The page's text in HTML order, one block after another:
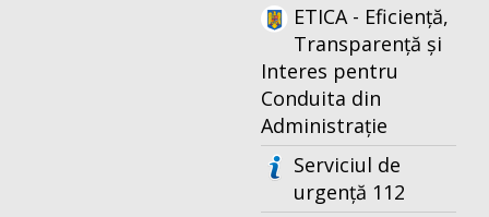
ETICA - Eficiență,
Transparență și
Interes pentru
Conduita din
Administrație
Serviciul de
urgență 112